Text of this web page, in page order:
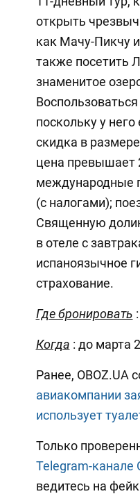
открыть
как Мачу-Пикчу
также посетить
знаменитое
поскольку у
скидка в
цена превышает
международные
(с налогами);
Священную
в отеле с
испаноязычное
страхование.
Где бронировать
Когда : до марта
Ранее, OBOZ.UA
авиакомпании
использует
Только
Telegram-канале
ведитесь на